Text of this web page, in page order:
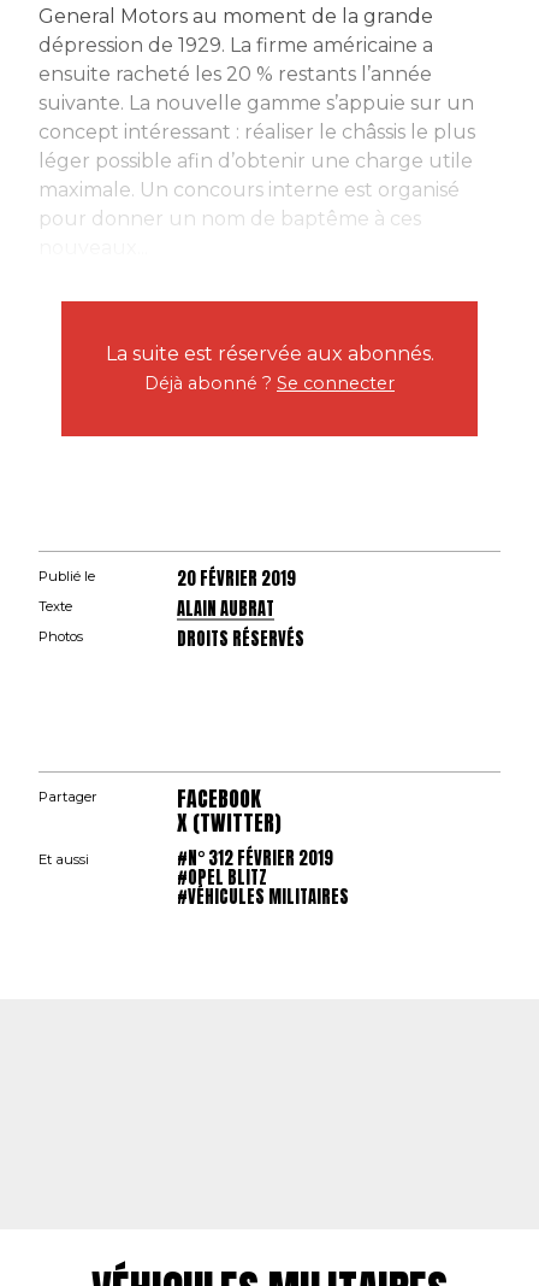
General Motors au moment de la grande
dépression de 1929. La firme américaine a
ensuite racheté les 20 % restants l’année
suivante. La nouvelle gamme s’appuie sur un
concept intéressant : réaliser le châssis le plus
léger possible afin d’obtenir une charge utile
maximale. Un concours interne est organisé
pour donner un nom de baptême à ces
La suite est réservée aux abonnés.
Déjà abonné ? Se connecter
Publié le 20 FÉVRIER 2019
Texte ALAIN AUBRAT
Photos DROITS RÉSERVÉS
Partager FACEBOOK
X (TWITTER)
Et aussi #N° 312 FÉVRIER 2019
#OPEL BLITZ
#VÉHICULES MILITAIRES